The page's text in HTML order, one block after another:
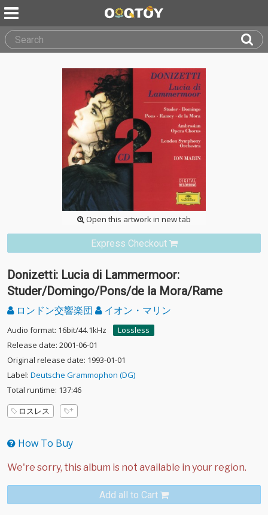
Open this artwork in new tab
Express Checkout
Donizetti: Lucia di Lammermoor:
Studer/Domingo/Pons/de la Mora/Rame
ロンドン交響楽団 イオン・マリン
Audio format: 16bit/44.1kHz
Lossless
Release date: 2001-06-01
Original release date: 1993-01-01
Label: Deutsche Grammophon (DG)
Total runtime: 137:46
ロスレス
How To Buy
Add all to Cart